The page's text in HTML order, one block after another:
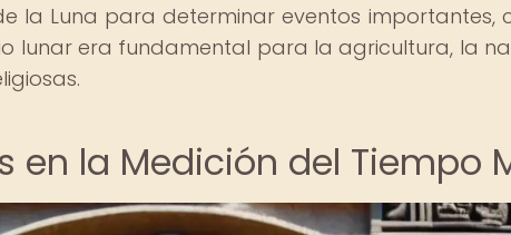
la Luna para determinar eventos importantes,
lunar era fundamental para la agricultura, la
en la Medición del Tiempo